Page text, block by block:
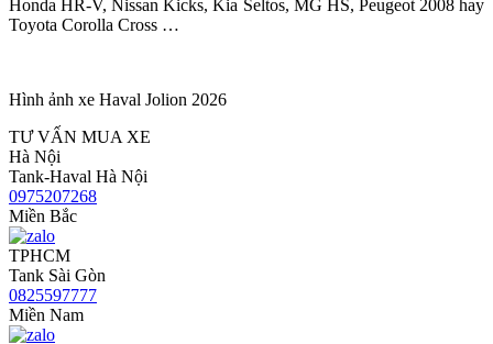
Honda HR-V, Nissan Kicks, Kia Seltos, MG HS, Peugeot 2008 hay
Toyota Corolla Cross …
Hình ảnh xe Haval Jolion 2026
TƯ VẤN MUA XE
Hà Nội
Tank-Haval Hà Nội
0975207268
Miền Bắc
TPHCM
Tank Sài Gòn
0825597777
Miền Nam